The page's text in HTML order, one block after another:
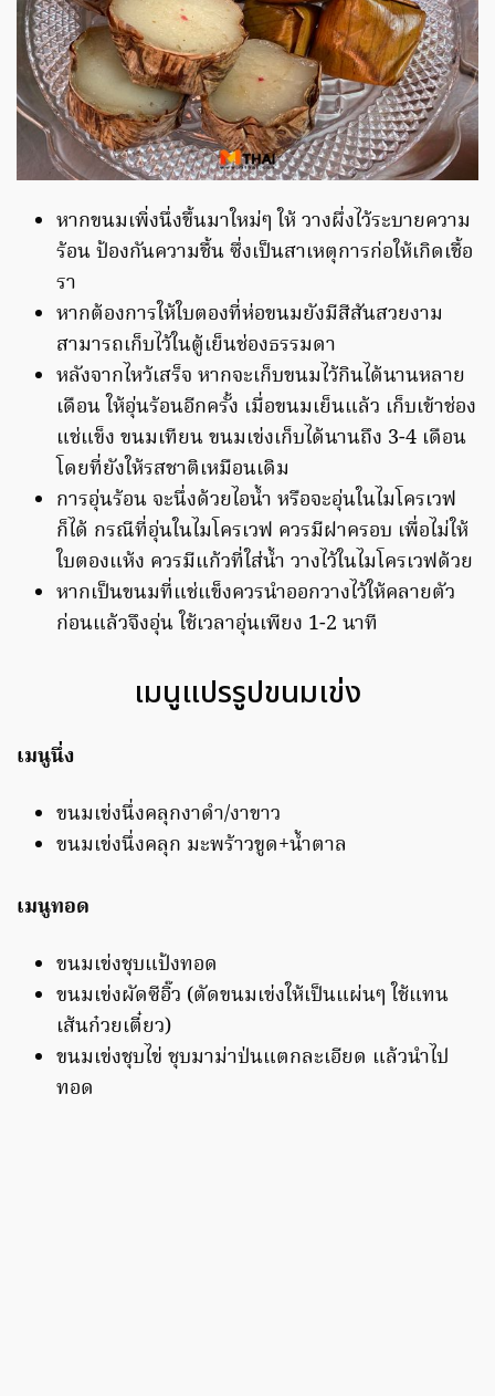
หากขนมเพิ่งนึ่งขึ้นมาใหม่ๆ ให้ วางผึ่งไว้ระบายความ
ร้อน ป้องกันความชื้น ซึ่งเป็นสาเหตุการก่อให้เกิดเชื้อ
รา
หากต้องการให้ใบตองที่ห่อขนมยังมีสีสันสวยงาม
สามารถเก็บไว้ในตู้เย็นช่องธรรมดา
หลังจากไหว้เสร็จ หากจะเก็บขนมไว้กินได้นานหลาย
เดือน ให้อุ่นร้อนอีกครั้ง เมื่อขนมเย็นแล้ว เก็บเข้าช่อง
แช่แข็ง ขนมเทียน ขนมเข่งเก็บได้นานถึง 3-4 เดือน
โดยที่ยังให้รสชาติเหมือนเดิม
การอุ่นร้อน จะนึ่งด้วยไอน้ำ หรือจะอุ่นในไมโครเวฟ
ก็ได้ กรณีที่อุ่นในไมโครเวฟ ควรมีฝาครอบ เพื่อไม่ให้
ใบตองแห้ง ควรมีแก้วที่ใส่น้ำ วางไว้ในไมโครเวฟด้วย
หากเป็นขนมที่แช่แข็งควรนำออกวางไว้ให้คลายตัว
ก่อนแล้วจึงอุ่น ใช้เวลาอุ่นเพียง 1-2 นาที
เมนูแปรรูปขนมเข่ง
เมนูนึ่ง
ขนมเข่งนึ่งคลุกงาดำ/งาขาว
ขนมเข่งนึ่งคลุก มะพร้าวขูด+น้ำตาล
เมนูทอด
ขนมเข่งชุบแป้งทอด
ขนมเข่งผัดซีอิ๊ว (ตัดขนมเข่งให้เป็นแผ่นๆ ใช้แทน
เส้นก๋วยเตี๋ยว)
ขนมเข่งชุบไข่ ชุบมาม่าป่นแตกละเอียด แล้วนำไป
ทอด